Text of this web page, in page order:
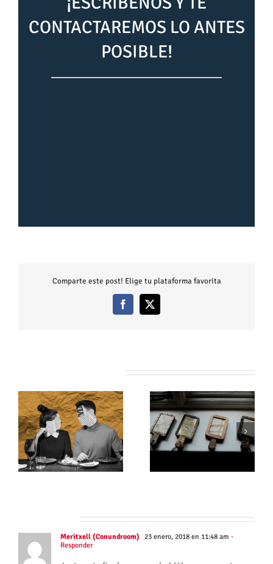
CONTACTAREMOS LO ANTES
POSIBLE!
Comparte este post! Elige tu plataforma favorita
Facebook
X
Cluedo para empresa
de 50 personas en
Madrid
Actividad de team
building de misterio en
Meritxell (Conundroom) 23 enero, 2018 en 11:48 am -
Responder